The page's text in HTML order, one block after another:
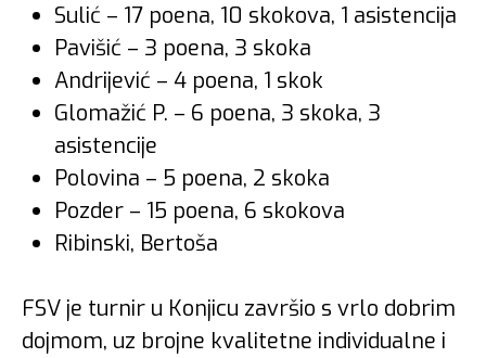
Sulić – 17 poena, 10 skokova, 1 asistencija
Pavišić – 3 poena, 3 skoka
Andrijević – 4 poena, 1 skok
Glomažić P. – 6 poena, 3 skoka, 3
asistencije
Polovina – 5 poena, 2 skoka
Pozder – 15 poena, 6 skokova
Ribinski, Bertoša
FSV je turnir u Konjicu završio s vrlo dobrim
dojmom, uz brojne kvalitetne individualne i